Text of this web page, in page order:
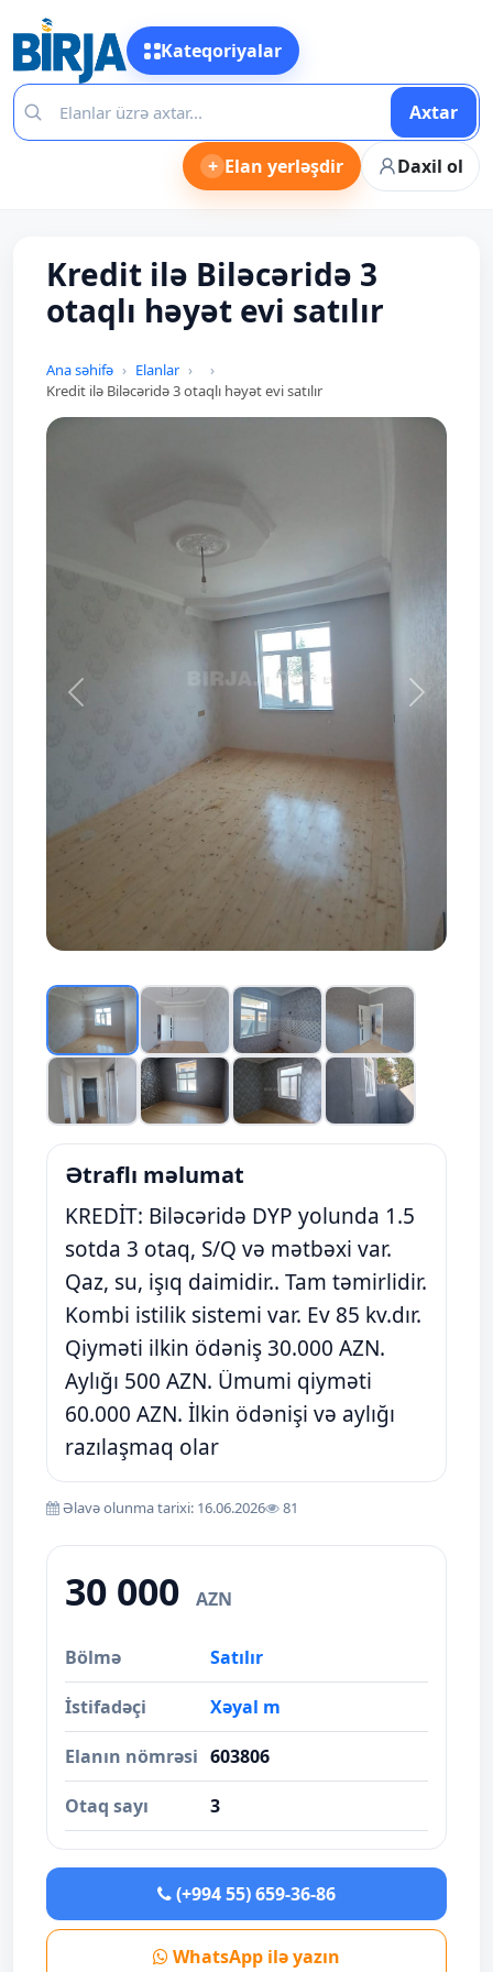
Kateqoriyalar
Axtar
+ Elan yerləşdir Daxil ol
Kredit ilə Biləcəridə 3
otaqlı həyət evi satılır
Ana səhifə
Elanlar
Kredit ilə Biləcəridə 3 otaqlı həyət evi satılır
Prev Next
Ətraflı məlumat
KREDİT: Biləcəridə DYP yolunda 1.5
sotda 3 otaq, S/Q və mətbəxi var.
Qaz, su, işıq daimidir.. Tam təmirlidir.
Kombi istilik sistemi var. Ev 85 kv.dır.
Qiyməti ilkin ödəniş 30.000 AZN.
Aylığı 500 AZN. Ümumi qiyməti
60.000 AZN. İlkin ödənişi və aylığı
razılaşmaq olar
Əlavə olunma tarixi: 16.06.2026 81
30 000 AZN
Bölmə Satılır
İstifadəçi Xəyal m
Elanın nömrəsi 603806
Otaq sayı 3
(+994 55) 659-36-86
WhatsApp ilə yazın